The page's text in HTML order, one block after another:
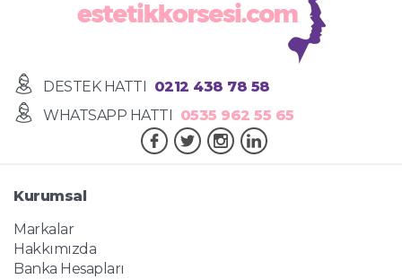
DESTEK HATTI
0212 438 78 58
WHATSAPP HATTI
0535 962 55 65
Kurumsal
Markalar
Hakkımızda
Banka Hesapları